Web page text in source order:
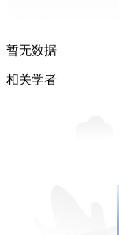
暂无数据
相关学者